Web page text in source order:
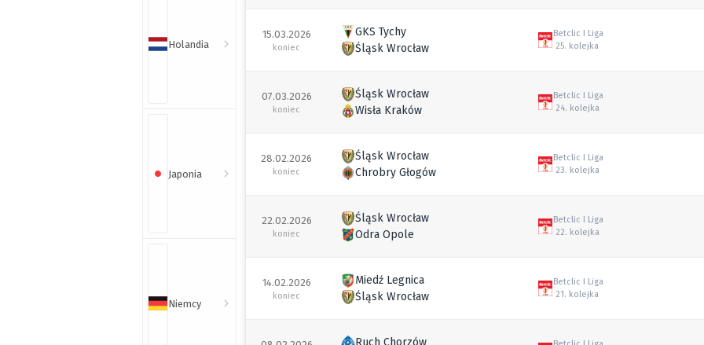
Holandia
Japonia
Niemcy
15.03.2026
koniec
GKS Tychy
Śląsk Wrocław
Betclic I Liga
25. kolejka
07.03.2026
koniec
Śląsk Wrocław
Wisła Kraków
Betclic I Liga
24. kolejka
28.02.2026
koniec
Śląsk Wrocław
Chrobry Głogów
Betclic I Liga
23. kolejka
22.02.2026
koniec
Śląsk Wrocław
Odra Opole
Betclic I Liga
22. kolejka
14.02.2026
koniec
Miedź Legnica
Śląsk Wrocław
Betclic I Liga
21. kolejka
Ruch Chorzów